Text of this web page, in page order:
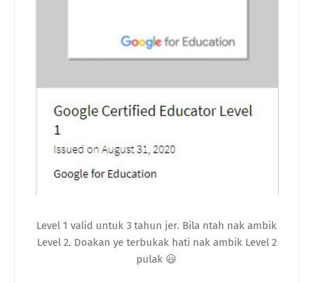
Level 1 valid untuk 3 tahun jer. Bila ntah nak ambik
Level 2. Doakan ye terbukak hati nak ambik Level 2
pulak 😃